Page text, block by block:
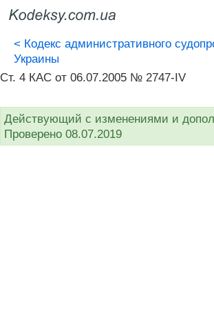
< Кодекс административного
Украины
Ст. 4 КАС от 06.07.2005 № 2747-IV
Действующий с изменениями и
Проверено 08.07.2019